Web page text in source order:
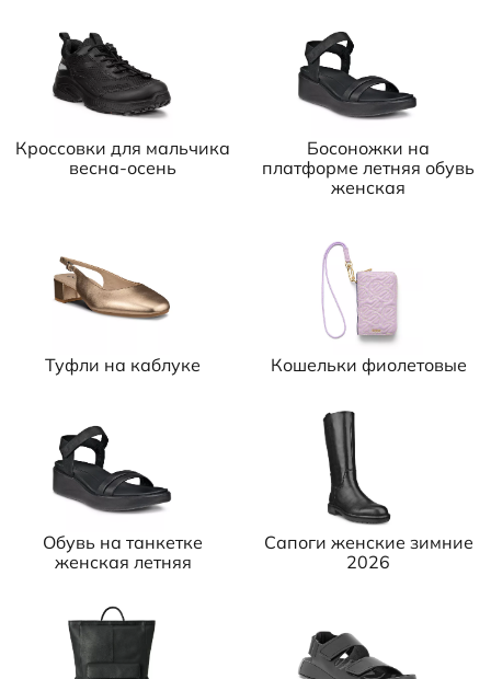
Кроссовки для мальчика
весна-осень
Босоножки на
платформе летняя обувь
женская
Туфли на каблуке Кошельки фиолетовые
Обувь на танкетке
женская летняя
Сапоги женские зимние
2026